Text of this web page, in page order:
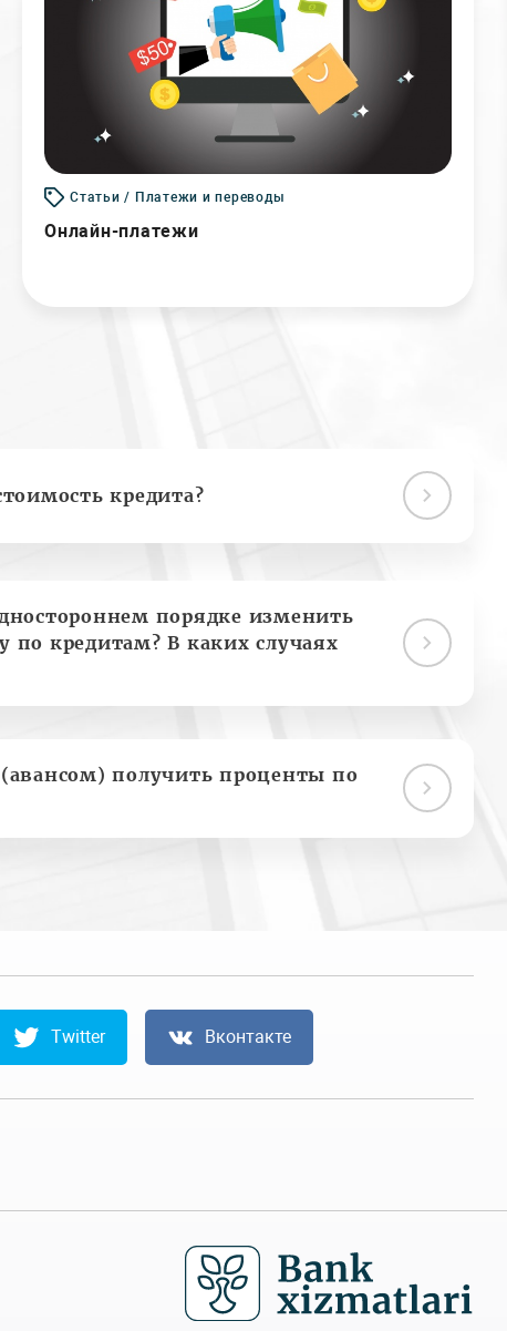
Статьи / Платежи и переводы
Онлайн-платежи
кредита?
порядке изменить
по кредитам? В каких случаях
получить проценты по
Twitter Вконтакте